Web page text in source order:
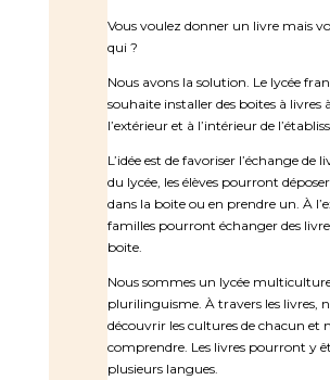
Vous voulez donner un livre mais
qui ?
Nous avons la solution. Le lycée
souhaite installer des boites à livres à
l’extérieur et à l’intérieur de
L’idée est de favoriser l’échange de
du lycée, les élèves pourront
dans la boite ou en prendre un. À
familles pourront échanger des
boite.
Nous sommes un lycée
plurilinguisme. À travers les livres,
découvrir les cultures de chacun et
comprendre. Les livres pourront y
plusieurs langues.